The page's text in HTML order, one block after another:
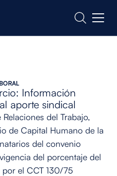
Información
aporte sindical
del Trabajo,
de Capital Humano de la
del convenio
del porcentaje del
el CCT 130/75